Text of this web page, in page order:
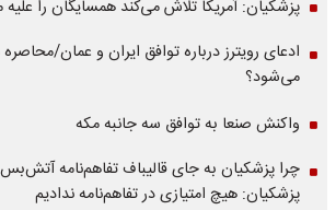
پزشکیان: آمریکا تلاش می‌کند همسایگان را
ادعای رویترز درباره توافق ایران و عمان/
می‌شود؟
واکنش صنعا به توافق سه جانبه مکه
چرا پزشکیان به جای قالیباف تفاهم‌نامه
پزشکیان: هیچ امتیازی در تفاهم‌نامه ندادیم